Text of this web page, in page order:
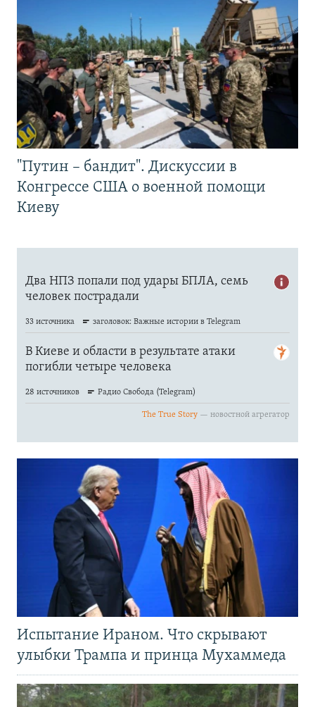
"Путин – бандит". Дискуссии в
Конгрессе США о военной помощи
Киеву
Испытание Ираном. Что скрывают
улыбки Трампа и принца Мухаммеда